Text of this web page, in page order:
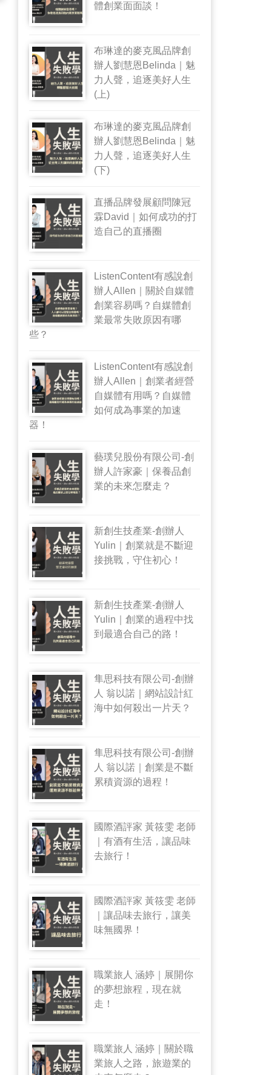
體創業面面談！
布琳達的麥克風品牌創
辦人劉慧恩Belinda｜魅
力人聲，追逐美好人生
(上)
布琳達的麥克風品牌創
辦人劉慧恩Belinda｜魅
力人聲，追逐美好人生
(下)
直播品牌發展顧問陳冠
霖David｜如何成功的打
造自己的直播圈
ListenContent有感說創
辦人Allen｜關於自媒體
創業容易嗎？自媒體創
業最常失敗原因有哪
些？
ListenContent有感說創
辦人Allen｜創業者經營
自媒體有用嗎？自媒體
如何成為事業的加速
器！
藝璞兒股份有限公司-創
辦人許家豪｜保養品創
業的未來怎麼走？
新創生技產業-創辦人
Yulin｜創業就是不斷迎
接挑戰，守住初心！
新創生技產業-創辦人
Yulin｜創業的過程中找
到最適合自己的路！
隼思科技有限公司-創辦
人 翁以諾｜網站設計紅
海中如何殺出一片天？
隼思科技有限公司-創辦
人 翁以諾｜創業是不斷
累積資源的過程！
國際酒評家 黃筱雯 老師
｜有酒有生活，讓品味
去旅行！
國際酒評家 黃筱雯 老師
｜讓品味去旅行，讓美
味無國界！
職業旅人 涵婷｜展開你
的夢想旅程，現在就
走！
職業旅人 涵婷｜關於職
業旅人之路，旅遊業的